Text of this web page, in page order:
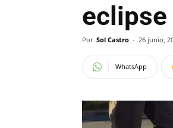
eclipse
Por Sol Castro - 26 junio,
WhatsApp